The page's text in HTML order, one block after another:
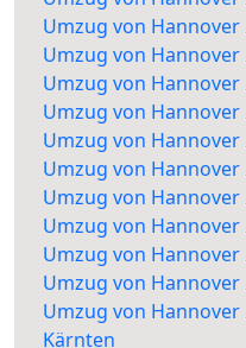
Umzug von Hannover
Umzug von
Umzug von
Umzug von
Umzug von Hannover
Umzug von
Umzug von Hannover
Umzug von
Umzug von
Umzug von
Umzug von
Kärnten